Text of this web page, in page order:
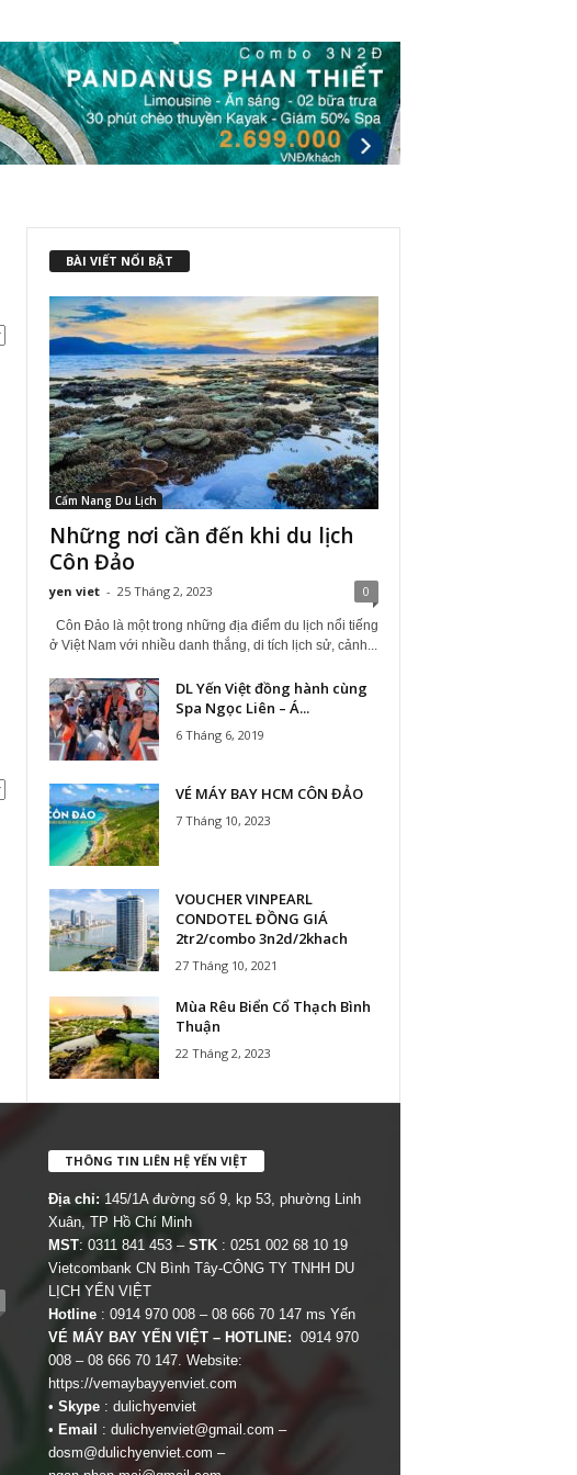
BÀI VIẾT NỔI BẬT
Cẩm Nang Du Lịch
Những nơi cần đến khi du lịch
Côn Đảo
yen viet - 25 Tháng 2, 2023 0
Côn Đảo là một trong những địa điểm du lịch nổi tiếng
ở Việt Nam với nhiều danh thắng, di tích lịch sử, cảnh...
DL Yến Việt đồng hành cùng
Spa Ngọc Liên – Á...
6 Tháng 6, 2019
VÉ MÁY BAY HCM CÔN ĐẢO
7 Tháng 10, 2023
VOUCHER VINPEARL
CONDOTEL ĐỒNG GIÁ
2tr2/combo 3n2d/2khach
27 Tháng 10, 2021
Mùa Rêu Biển Cổ Thạch Bình
Thuận
22 Tháng 2, 2023
THÔNG TIN LIÊN HỆ YẾN VIỆT
Địa chỉ: 145/1A đường số 9, kp 53, phường Linh
Xuân, TP Hồ Chí Minh
MST: 0311 841 453 – STK: 0251 002 68 10 19
Vietcombank CN Bình Tây-CÔNG TY TNHH DU
LỊCH YẾN VIỆT
Hotline : 0914 970 008 – 08 666 70 147 ms Yến
VÉ MÁY BAY YẾN VIỆT – HOTLINE: 0914 970
008 – 08 666 70 147. Website:
https://vemaybayyenviet.com
• Skype: dulichyenviet
• Email : dulichyenviet@gmail.com –
dosm@dulichyenviet.com –